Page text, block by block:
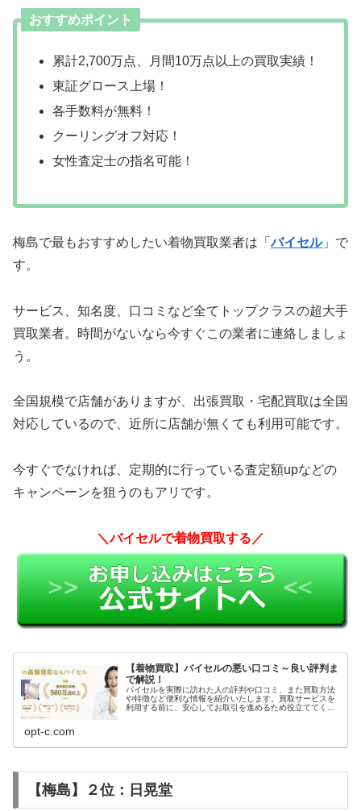
おすすめポイント
累計2,700万点、月間10万点以上の買取実績！
東証グロース上場！
各手数料が無料！
クーリングオフ対応！
女性査定士の指名可能！
梅島で最もおすすめしたい着物買取業者は「バイセル」で
す。
サービス、知名度、口コミなど全てトップクラスの超大手
買取業者。時間がないなら今すぐこの業者に連絡しましょ
う。
全国規模で店舗がありますが、出張買取・宅配買取は全国
対応しているので、近所に店舗が無くても利用可能です。
今すぐでなければ、定期的に行っている査定額upなどの
キャンペーンを狙うのもアリです。
＼バイセルで着物買取する／
【着物買取】バイセルの悪い口コミ～良い評判ま
で解説！
バイセルを実際に訪れた人の評判や口コミ、また買取方法
や特徴など便利な情報を紹介いたします。買取サービスを
利用する前に、安心してお取引を進めるため役立ててくだ
opt-c.com
【梅島】２位：日晃堂